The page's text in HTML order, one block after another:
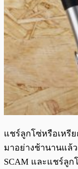
แชร์ลูกโซ่หรือเหรี
มาอย่างช้านานแล้
SCAM และแชร์ลูก